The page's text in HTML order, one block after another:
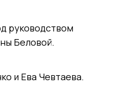
руководством
Беловой.
и Ева Чевтаева.